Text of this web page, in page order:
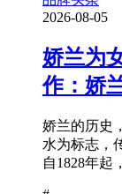
2026-08-05
娇兰为
作：娇
娇兰的历史
水为标志，
自1828年起